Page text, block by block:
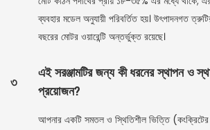
ব্যবহার মডেল অনুযায়ী পরিবর্তিত হয়। উৎপাদনগত
বছরের মোটর ওয়ারেন্টি অন্তর্ভুক্ত রয়েছে।
৩
এই সরঞ্জামটির জন্য কী ধরনের স্থাপন ও
প্রয়োজন?
আপনার একটি সমতল ও স্থিতিশীল ভিত্তি (কংক্রিটের